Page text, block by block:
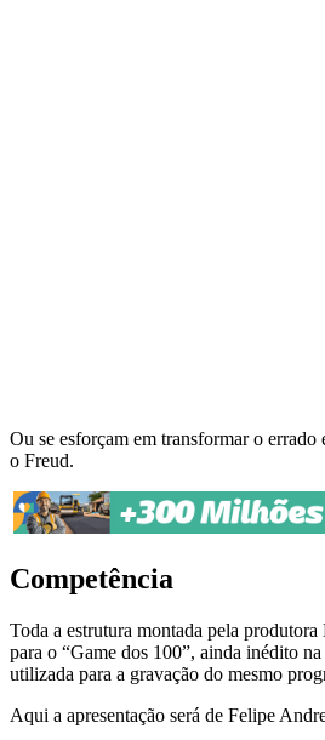
Ou se esforçam em transformar o errado
o Freud.
Competência
Toda a estrutura montada pela
para o “Game dos 100”, ainda inédito
utilizada para a gravação do mesmo
Aqui a apresentação será de Felipe